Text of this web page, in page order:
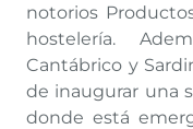
notorios
hostelería.
Cantábrico y
de inaugurar una
donde está